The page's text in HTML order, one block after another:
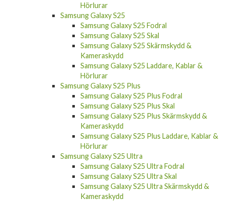
Hörlurar
Samsung Galaxy S25
Samsung Galaxy S25 Fodral
Samsung Galaxy S25 Skal
Samsung Galaxy S25 Skärmskydd &
Kameraskydd
Samsung Galaxy S25 Laddare, Kablar &
Hörlurar
Samsung Galaxy S25 Plus
Samsung Galaxy S25 Plus Fodral
Samsung Galaxy S25 Plus Skal
Samsung Galaxy S25 Plus Skärmskydd &
Kameraskydd
Samsung Galaxy S25 Plus Laddare, Kablar &
Hörlurar
Samsung Galaxy S25 Ultra
Samsung Galaxy S25 Ultra Fodral
Samsung Galaxy S25 Ultra Skal
Samsung Galaxy S25 Ultra Skärmskydd &
Kameraskydd